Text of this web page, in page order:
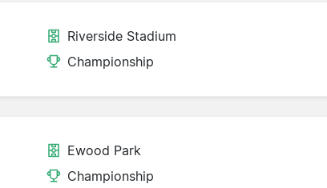
Riverside Stadium
Championship
Ewood Park
Championship